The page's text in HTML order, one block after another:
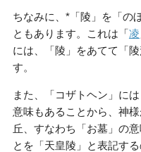
ちなみに、*「陵」を「の
ともあります。これは「凌
には、「陵」をあてて「
す。
また、「コザトヘン」に
意味もあることから、神
丘、すなわち「お墓」の
とを「天皇陵」と表記する